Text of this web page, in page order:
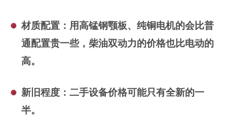
‌材质配置‌：用高锰钢颚板、纯铜电机的‌会比普
通配置贵一些‌，柴油双动力的‌价格也比电动的
高‌。
‌新旧程度‌：‌二手设备价格可能只有全新的一
半‌。‌‌